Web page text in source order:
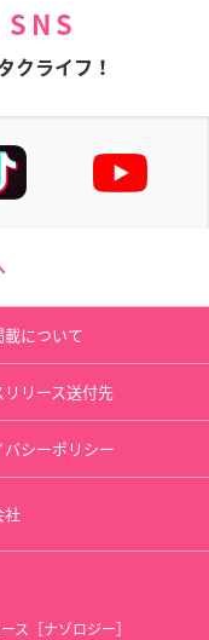
クライフ！
について
リリース送付先
バシーポリシー
社
ス［ナゾロジー］